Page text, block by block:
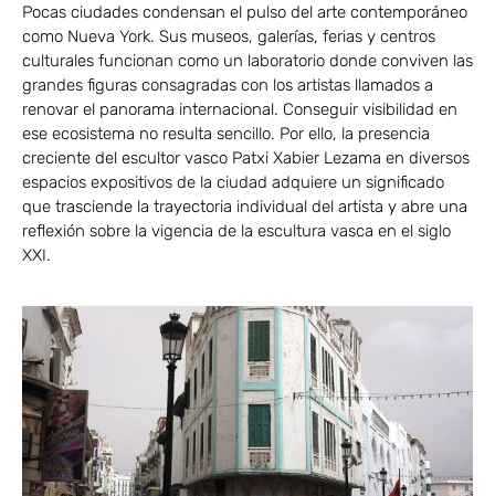
Pocas ciudades condensan el pulso del arte contemporáneo
como Nueva York. Sus museos, galerías, ferias y centros
culturales funcionan como un laboratorio donde conviven las
grandes figuras consagradas con los artistas llamados a
renovar el panorama internacional. Conseguir visibilidad en
ese ecosistema no resulta sencillo. Por ello, la presencia
creciente del escultor vasco Patxi Xabier Lezama en diversos
espacios expositivos de la ciudad adquiere un significado
que trasciende la trayectoria individual del artista y abre una
reflexión sobre la vigencia de la escultura vasca en el siglo
XXI.